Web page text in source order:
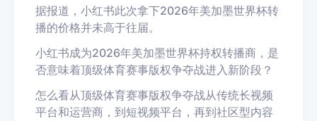
据报道，小红书此次拿下2026年美加墨世界杯转
播的价格并未高于往届。
小红书成为2026年美加墨世界杯持权转播商，是
否意味着顶级体育赛事版权争夺战进入新阶段？
怎么看从顶级体育赛事版权争夺战从传统长视频
平台和运营商，到短视频平台，再到社区型内容